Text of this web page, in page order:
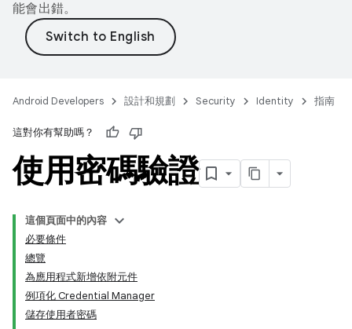
能會出錯。
Android Developers 設計和規劃 Security Identity 指南
這對你有幫助嗎？
使用密碼驗證
這個頁面中的內容
必要條件
總覽
為應用程式新增依附元件
例項化 Credential Manager
儲存使用者密碼